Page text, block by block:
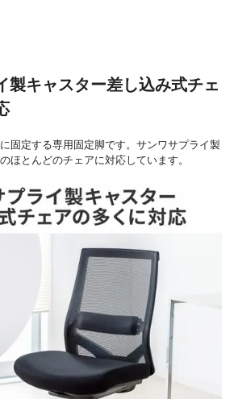
製キャスター差し込み式チェ
固定する専用固定脚です。サンワサプライ製
ほとんどのチェアに対応しています。